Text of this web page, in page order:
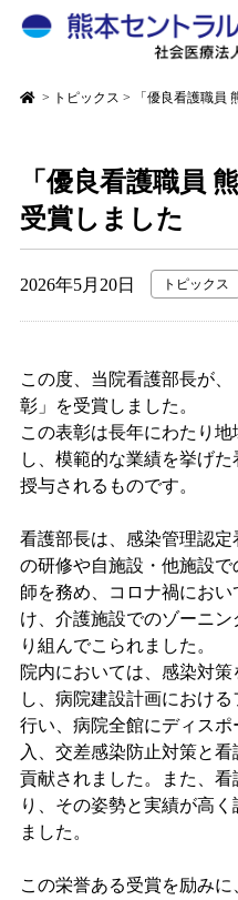
> トピックス > 「優良看護職員
「優良看護職員
受賞しました
2026年5月20日 トピックス
この度、当院看護部長が
彰」を受賞しました。
この表彰は長年にわたり地
し、模範的な業績を挙げ
授与されるものです。
看護部長は、感染管理認
の研修や自施設・他施設で
師を務め、コロナ禍にお
け、介護施設でのゾーニ
り組んでこられました。
院内においては、感染対
し、病院建設計画におけ
行い、病院全館にディス
入、交差感染防止対策と
貢献されました。また、
り、その姿勢と実績が高
ました。
この栄誉ある受賞を励み